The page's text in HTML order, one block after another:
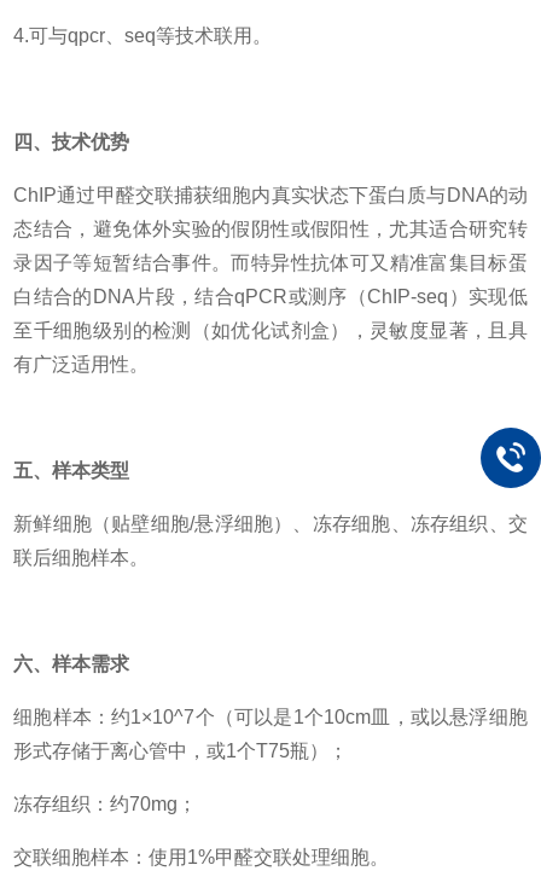
4.可与qpcr、seq等技术联用。
四、技术优势
ChIP通过甲醛交联捕获细胞内真实状态下蛋白质与DNA的动
态结合，避免体外实验的假阴性或假阳性，尤其适合研究转
录因子等短暂结合事件。而特异性抗体可又 精准富集目标蛋
白结合的DNA片段，结合qPCR或测序（ChIP-seq）实现低
至千细胞级别的检测（如优化试剂盒），灵敏度显著 ，且具
有广泛适用性。
五、样本类型
新鲜细胞（贴壁细胞/悬浮细胞）、冻存细胞、冻存组织、交
联后细胞样本。
六、样本需求
细胞样本：约1×10^7个（可以是1个10cm皿，或以悬浮细胞
形式存储于离心管中，或1个T75瓶）；
冻存组织：约70mg；
交联细胞样本：使用1%甲醛交联处理细胞。